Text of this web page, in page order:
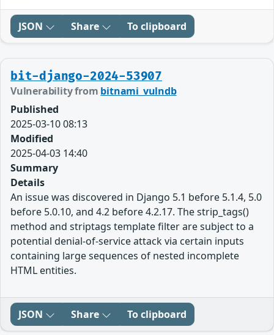
JSON Share To clipboard
bit-django-2024-53907
Vulnerability from bitnami_vulndb
Published
2025-03-10 08:13
Modified
2025-04-03 14:40
Summary
Details
An issue was discovered in Django 5.1 before 5.1.4, 5.0
before 5.0.10, and 4.2 before 4.2.17. The strip_tags()
method and striptags template filter are subject to a
potential denial-of-service attack via certain inputs
containing large sequences of nested incomplete
HTML entities.
JSON Share To clipboard